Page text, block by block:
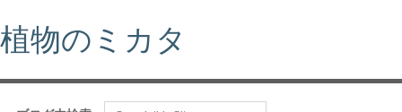
植物のミカタ